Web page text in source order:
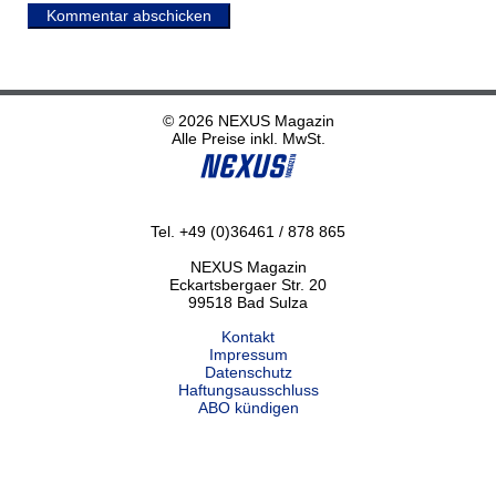
Kommentar abschicken
© 2026 NEXUS Magazin
Alle Preise inkl. MwSt.
Tel. +49 (0)36461 / 878 865
NEXUS Magazin
Eckartsbergaer Str. 20
99518 Bad Sulza
Kontakt
Impressum
Datenschutz
Haftungsausschluss
ABO kündigen